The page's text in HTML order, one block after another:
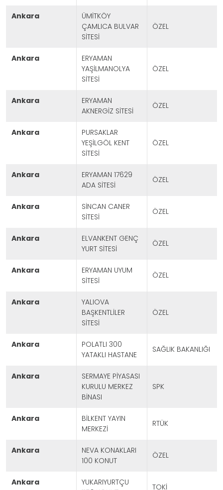
ankara
ÜMİTKÖY
ÇAMLICA BULVAR
SİTESİ
ÖZEL
ankara
ERYAMAN
YAŞİLMANOLYA
SİTESİ
ÖZEL
ankara
ERYAMAN
AKNERGİZ SİTESİ
ÖZEL
ankara
PURSAKLAR
YEŞİLGÖL KENT
SİTESİ
ÖZEL
ankara
ERYAMAN 17629
ADA SİTESİ
ÖZEL
ankara
SİNCAN CANER
SİTESİ
ÖZEL
ankara
ELVANKENT GENÇ
YURT SİTESİ
ÖZEL
ankara
ERYAMAN UYUM
SİTESİ
ÖZEL
ankara
YALIOVA
BAŞKENTLİLER
SİTESİ
ÖZEL
ankara
POLATLI 300
YATAKLI HASTANE
SAĞLIK BAKANLIĞI
ankara
SERMAYE PİYASASI
KURULU MERKEZ
BİNASI
SPK
ankara
BİLKENT YAYIN
MERKEZİ
RTÜK
ankara
NEVA KONAKLARI
100 KONUT
ÖZEL
ankara
YUKARIYURTÇU
TOKİ